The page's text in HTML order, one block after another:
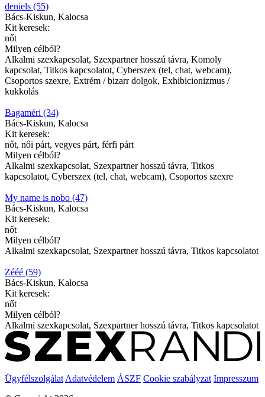
deniels (55)
Bács-Kiskun, Kalocsa
Kit keresek:
nőt
Milyen célból?
Alkalmi szexkapcsolat, Szexpartner hosszú távra, Komoly
kapcsolat, Titkos kapcsolatot, Cyberszex (tel, chat, webcam),
Csoportos szexre, Extrém / bizarr dolgok, Exhibicionizmus /
kukkolás
Bagaméri (34)
Bács-Kiskun, Kalocsa
Kit keresek:
nőt, női párt, vegyes párt, férfi párt
Milyen célból?
Alkalmi szexkapcsolat, Szexpartner hosszú távra, Titkos
kapcsolatot, Cyberszex (tel, chat, webcam), Csoportos szexre
My name is nobo (47)
Bács-Kiskun, Kalocsa
Kit keresek:
nőt
Milyen célból?
Alkalmi szexkapcsolat, Szexpartner hosszú távra, Titkos kapcsolatot
Zééé (59)
Bács-Kiskun, Kalocsa
Kit keresek:
nőt
Milyen célból?
Alkalmi szexkapcsolat, Szexpartner hosszú távra, Titkos kapcsolatot
Ügyfélszolgálat Adatvédelem ÁSZF Cookie szabályzat Impresszum